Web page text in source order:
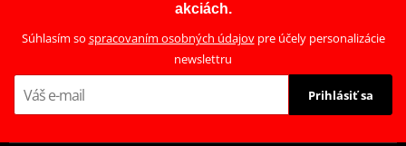
akciách.
Súhlasím so spracovaním osobných údajovpre účely personalizácie
newslettru
Prihlásiť sa